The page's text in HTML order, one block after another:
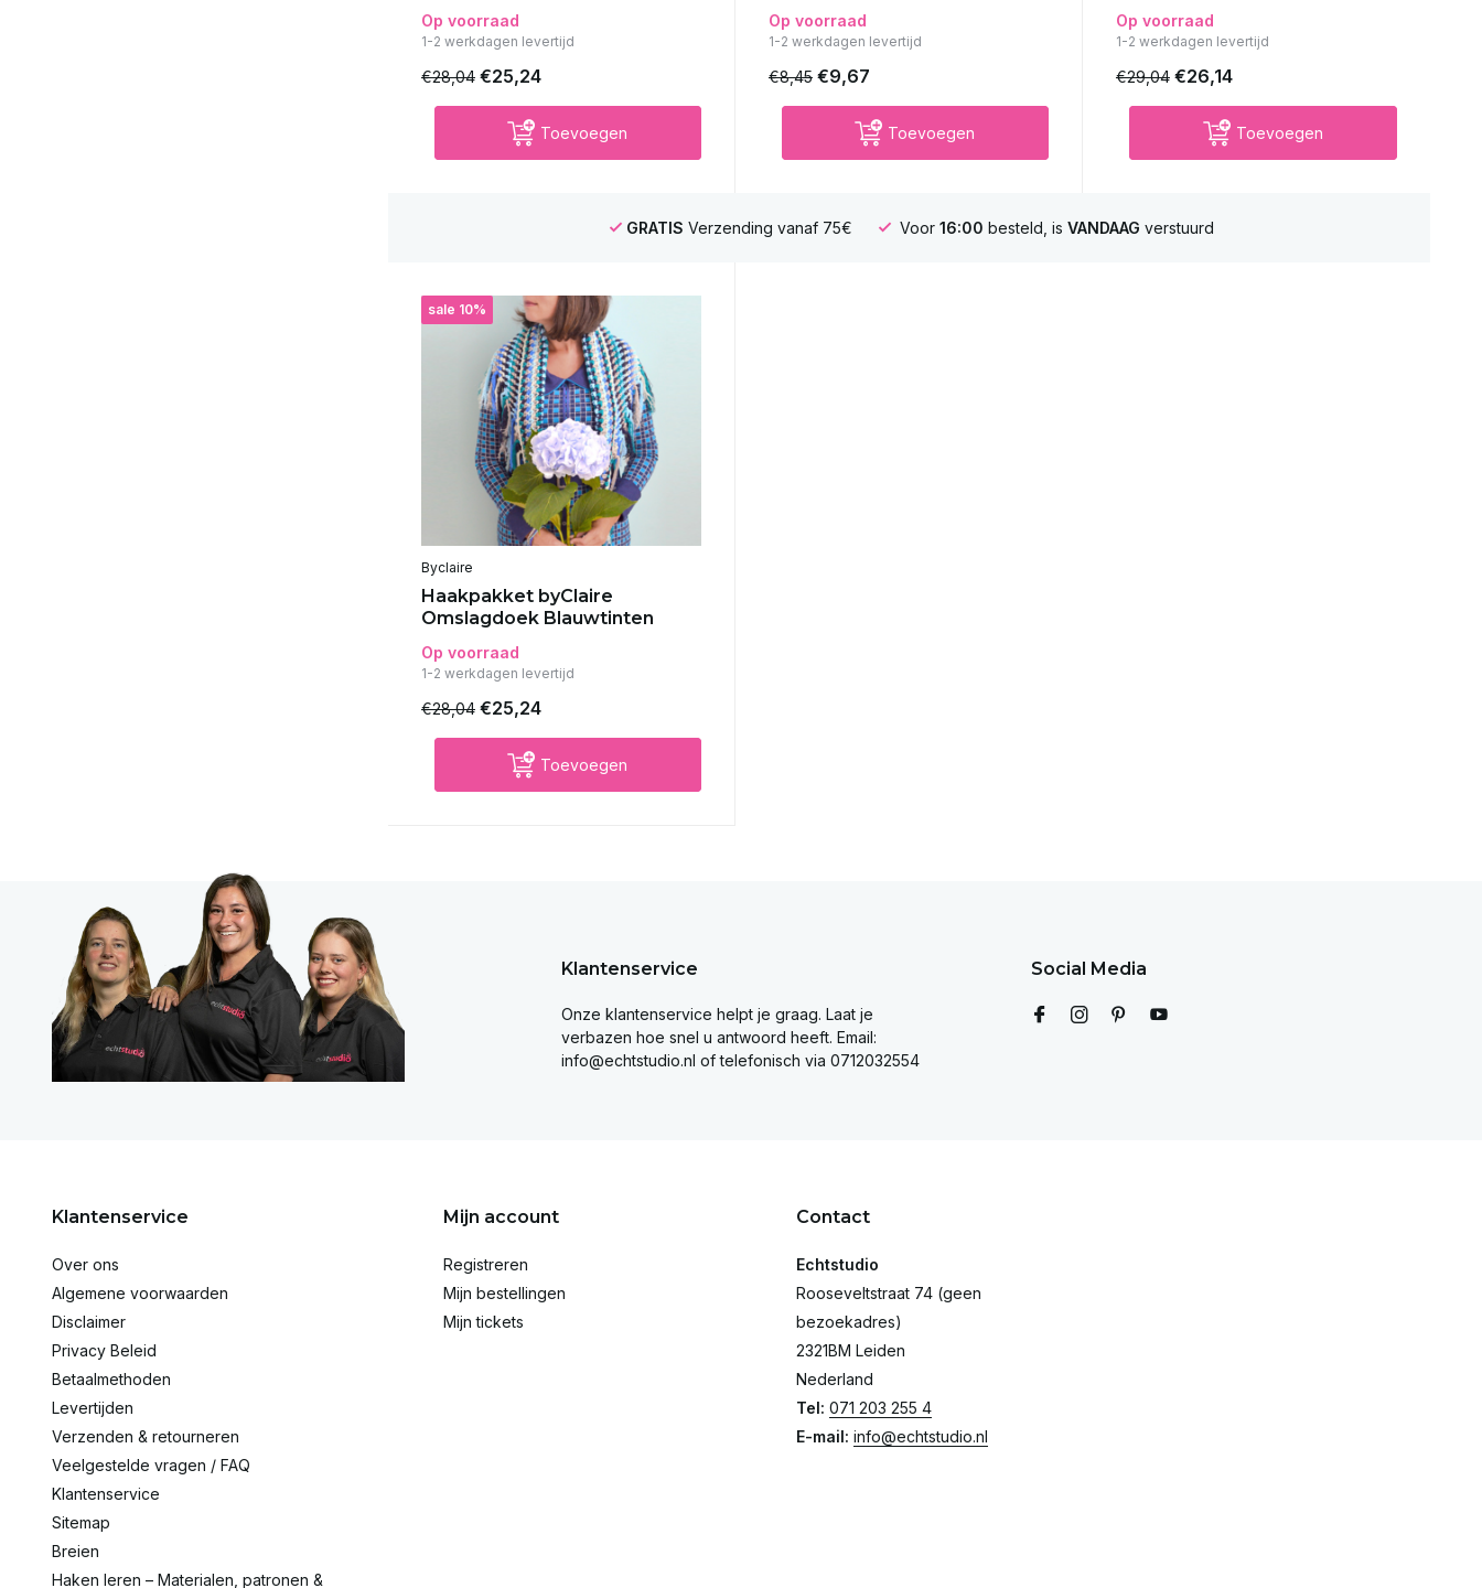
Op voorraad
1-2 werkdagen levertijd
€28,04 €25,24
Toevoegen
Op voorraad
1-2 werkdagen levertijd
€8,45 €9,67
Toevoegen
Op voorraad
1-2 werkdagen levertijd
€29,04 €26,14
Toevoegen
GRATIS Verzending vanaf 75€ Voor 16:00 besteld, is VANDAAG verstuurd
sale 10%
Byclaire
Haakpakket byClaire
Omslagdoek Blauwtinten
Op voorraad
1-2 werkdagen levertijd
€28,04 €25,24
Toevoegen
Klantenservice
Onze klantenservice helpt je graag. Laat je
verbazen hoe snel u antwoord heeft. Email:
info@echtstudio.nl of telefonisch via 0712032554
Social Media
Klantenservice
Over ons
Algemene voorwaarden
Disclaimer
Privacy Beleid
Betaalmethoden
Levertijden
Verzenden & retourneren
Veelgestelde vragen / FAQ
Klantenservice
Sitemap
Breien
Haken leren – Materialen, patronen &
Mijn account
Registreren
Mijn bestellingen
Mijn tickets
Contact
Echtstudio
Rooseveltstraat 74 (geen
bezoekadres)
2321BM Leiden
Nederland
Tel: 071 203 255 4
E-mail: info@echtstudio.nl